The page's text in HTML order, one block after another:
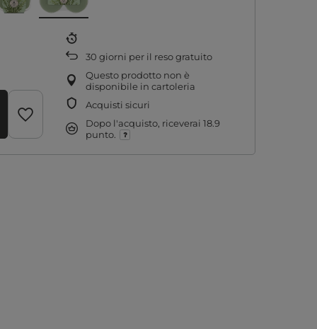
30 giorni per il reso gratuito
Questo prodotto non è
disponibile in cartoleria
Acquisti sicuri
Dopo l'acquisto, riceverai 18.9
punto.